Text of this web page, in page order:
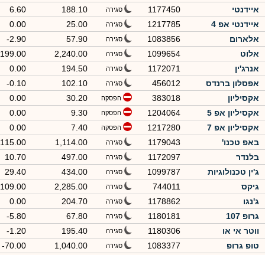
איידנטי
1177450 סגירה 188.10
6.60
איידנטי אפ 4
1217785 סגירה 25.00
0.00
אלארום
1083856 סגירה 57.90
-2.90
אלוט
1099654 סגירה 2,240.00
אנרג'ין
1172071 סגירה 194.50
0.00
אפסלון ברנדס
456012 סגירה 102.10
-0.10
אקסיליון
383018 הפסקה 30.20
0.00
אקסיליון אפ 5
1204064 הפסקה 9.30
0.00
אקסיליון אפ 7
1217280 הפסקה 7.40
0.00
באפ טכנו'
1179043 סגירה 1,114.00
בלנדר
1172097 סגירה 497.00
10.70
ג'ין טכנולוגיות
1099787 סגירה 434.00
29.40
גיקס
744011 סגירה 2,285.00
109.00
ג'נגו
1178862 סגירה 204.70
0.00
גרופ 107
1180181 סגירה 67.80
-5.80
ווטר אי או
1180306 סגירה 195.40
-1.20
טופ גרופ
1083377 סגירה 1,040.00
-70.00